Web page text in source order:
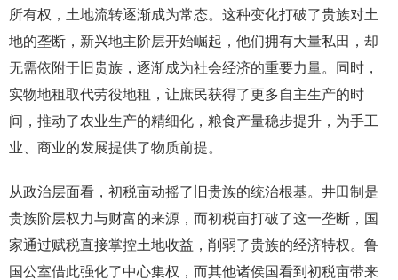
所有权，土地流转逐渐成为常态。这种变化打破了贵族对土
地的垄断，新兴地主阶层开始崛起，他们拥有大量私田，却
无需依附于旧贵族，逐渐成为社会经济的重要力量。同时，
实物地租取代劳役地租，让庶民获得了更多自主生产的时
间，推动了农业生产的精细化，粮食产量稳步提升，为手工
业、商业的发展提供了物质前提。
从政治层面看，初税亩动摇了旧贵族的统治根基。井田制是
贵族阶层权力与财富的来源，而初税亩打破了这一垄断，国
家通过赋税直接掌控土地收益，削弱了贵族的经济特权。鲁
国公室借此强化了中心集权，而其他诸侯国看到初税亩带来